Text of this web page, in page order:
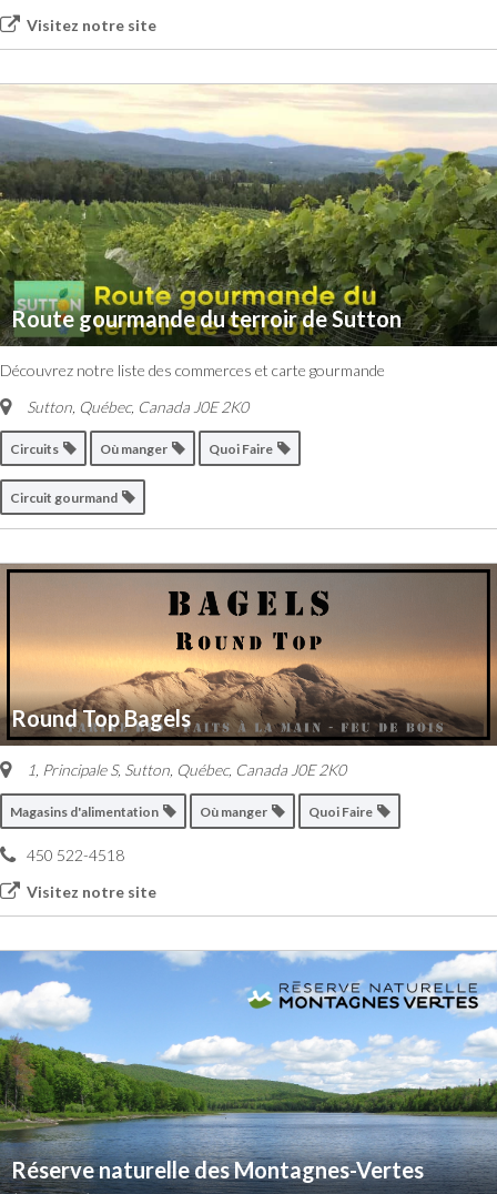
Visitez notre site
Route gourmande du terroir de Sutton
Découvrez notre liste des commerces et carte gourmande
Sutton, Québec, Canada J0E 2K0
Circuits Où manger Quoi Faire
Circuit gourmand
Round Top Bagels
1, Principale S, Sutton, Québec, Canada J0E 2K0
Magasins d'alimentation Où manger Quoi Faire
450 522-4518
Visitez notre site
Réserve naturelle des Montagnes-Vertes